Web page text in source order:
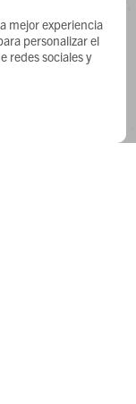
mejor experiencia
personalizar el
redes sociales y
17:45, viernes de